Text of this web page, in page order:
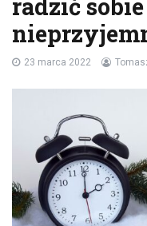
radzić
23 marca 2022